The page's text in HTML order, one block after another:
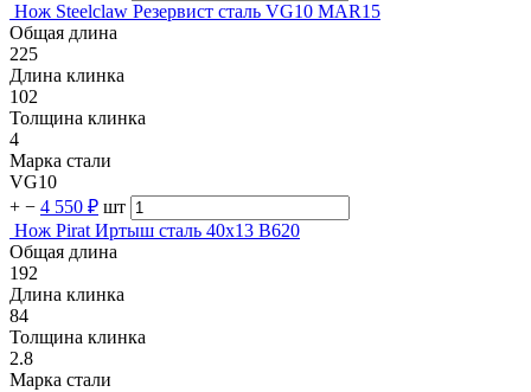
Нож Steelclaw Резервист сталь VG10 MAR15
Общая длина
225
Длина клинка
102
Толщина клинка
4
Марка стали
VG10
+ − 4 550 ₽ шт
Нож Pirat Иртыш сталь 40х13 B620
Общая длина
192
Длина клинка
84
Толщина клинка
2.8
Марка стали